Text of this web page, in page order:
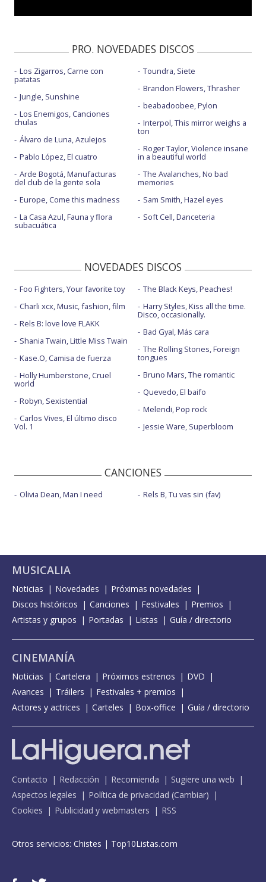
PRO. NOVEDADES DISCOS
Los Zigarros, Carne con
patatas
Jungle, Sunshine
Los Enemigos, Canciones
chulas
Álvaro de Luna, Azulejos
Pablo López, El cuatro
Arde Bogotá, Manufacturas
del club de la gente sola
Europe, Come this madness
La Casa Azul, Fauna y flora
subacuática
Toundra, Siete
Brandon Flowers, Thrasher
beabadoobee, Pylon
Interpol, This mirror weighs a
ton
Roger Taylor, Violence insane
in a beautiful world
The Avalanches, No bad
memories
Sam Smith, Hazel eyes
Soft Cell, Danceteria
NOVEDADES DISCOS
Foo Fighters, Your favorite toy
Charli xcx, Music, fashion, film
Rels B: love love FLAKK
Shania Twain, Little Miss Twain
Kase.O, Camisa de fuerza
Holly Humberstone, Cruel
world
Robyn, Sexistential
Carlos Vives, El último disco
Vol. 1
The Black Keys, Peaches!
Harry Styles, Kiss all the time.
Disco, occasionally.
Bad Gyal, Más cara
The Rolling Stones, Foreign
tongues
Bruno Mars, The romantic
Quevedo, El baifo
Melendi, Pop rock
Jessie Ware, Superbloom
CANCIONES
Olivia Dean, Man I need Rels B, Tu vas sin (fav)
MUSICALIA
Noticias Novedades
Próximas novedades
Discos históricos
Canciones Festivales
Premios
Artistas y grupos
Portadas Listas Guía / directorio
CINEMANÍA
Noticias Cartelera Próximos estrenos
DVD
Avances
Tráilers
Festivales + premios
Actores y actrices
Carteles Box-office Guía / directorio
Contacto Redacción Recomienda
Sugiere una web
Aspectos legales
Política de privacidad (Cambiar)
Cookies
Publicidad y webmasters RSS
Otros servicios: Chistes | Top10Listas.com